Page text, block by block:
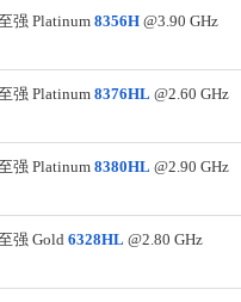
强 Platinum 8356H@3.90 GHz
强 Platinum 8376HL @2.60 GHz
强 Platinum 8380HL @2.90 GHz
强 Gold 6328HL @2.80 GHz